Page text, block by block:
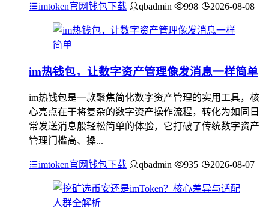
imtoken官网钱包下载 qbadmin 998 2026-08-08
im热钱包，让数字资产管理像发消息一样简单
im热钱包是一款聚焦简化数字资产管理的实用工具，核
心亮点在于将复杂的数字资产操作流程，转化为如同日
常发送消息般轻松简单的体验，它打破了传统数字资产
管理门槛高、操...
imtoken官网钱包下载 qbadmin 935 2026-08-07